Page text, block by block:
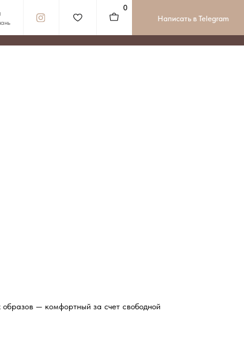
Написать в Telegram
— комфортный за счет свободной